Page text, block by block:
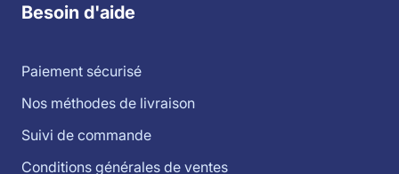
Besoin d'aide
Paiement sécurisé
Nos méthodes de livraison
Suivi de commande
Conditions générales de ventes